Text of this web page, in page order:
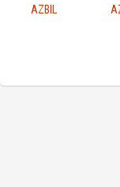
AZBIL